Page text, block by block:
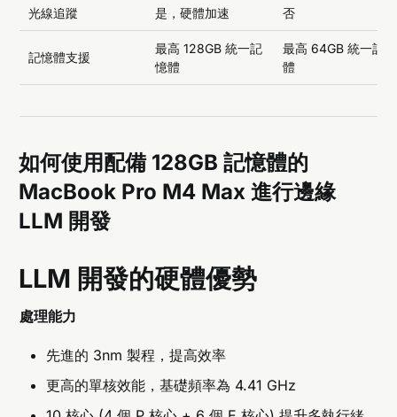
光線追蹤 是，硬體加速 否
記憶體支援
最高 128GB 統一記
憶體
最高 64GB 統一記憶
體
如何使用配備 128GB 記憶體的
MacBook Pro M4 Max 進行邊緣
LLM 開發
LLM 開發的硬體優勢
處理能力
先進的 3nm 製程，提高效率
更高的單核效能，基礎頻率為 4.41 GHz